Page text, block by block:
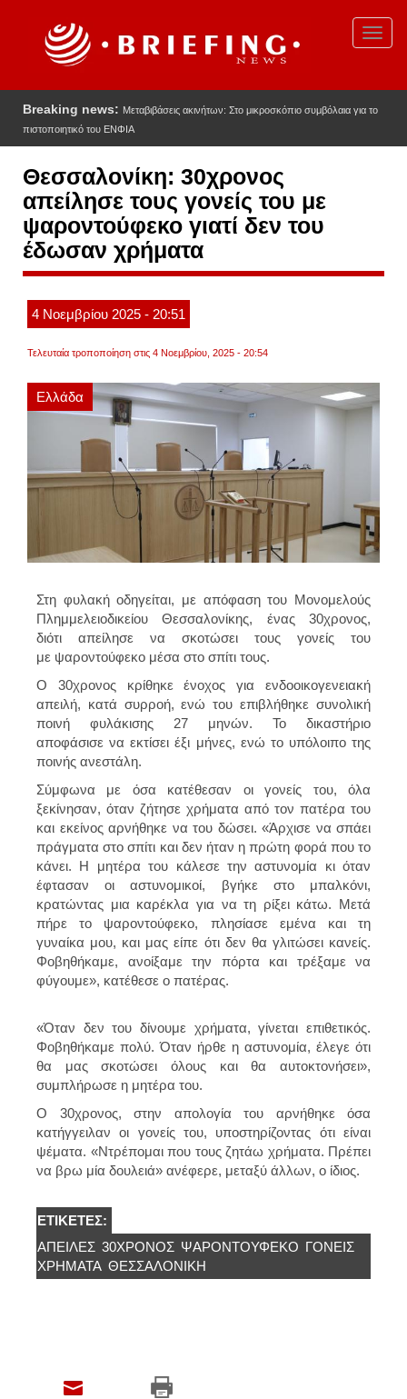
Breaking news: Μεταβιβάσεις ακινήτων: Στο μικροσκόπιο συμβόλαια για το
πιστοποιητικό του ΕΝΦΙΑ
Θεσσαλονίκη: 30χρονος
απείλησε τους γονείς του με
ψαροντούφεκο γιατί δεν του
έδωσαν χρήματα
4 Νοεμβρίου 2025 - 20:51
Τελευταία τροποποίηση στις 4 Νοεμβρίου, 2025 - 20:54
Ελλάδα
Στη φυλακή οδηγείται, με απόφαση του Μονομελούς
Πλημμελειοδικείου Θεσσαλονίκης, ένας 30χρονος,
διότι απείλησε να σκοτώσει τους γονείς του
με ψαροντούφεκο μέσα στο σπίτι τους.
Ο 30χρονος κρίθηκε ένοχος για ενδοοικογενειακή
απειλή, κατά συρροή, ενώ του επιβλήθηκε συνολική
ποινή φυλάκισης 27 μηνών. Το δικαστήριο
αποφάσισε να εκτίσει έξι μήνες, ενώ το υπόλοιπο της
ποινής ανεστάλη.
Σύμφωνα με όσα κατέθεσαν οι γονείς του, όλα
ξεκίνησαν, όταν ζήτησε χρήματα από τον πατέρα του
και εκείνος αρνήθηκε να του δώσει. «Άρχισε να σπάει
πράγματα στο σπίτι και δεν ήταν η πρώτη φορά που το
κάνει. Η μητέρα του κάλεσε την αστυνομία κι όταν
έφτασαν οι αστυνομικοί, βγήκε στο μπαλκόνι,
κρατώντας μια καρέκλα για να τη ρίξει κάτω. Μετά
πήρε το ψαροντούφεκο, πλησίασε εμένα και τη
γυναίκα μου, και μας είπε ότι δεν θα γλιτώσει κανείς.
Φοβηθήκαμε, ανοίξαμε την πόρτα και τρέξαμε να
φύγουμε», κατέθεσε ο πατέρας.
«Όταν δεν του δίνουμε χρήματα, γίνεται επιθετικός.
Φοβηθήκαμε πολύ. Όταν ήρθε η αστυνομία, έλεγε ότι
θα μας σκοτώσει όλους και θα αυτοκτονήσει»,
συμπλήρωσε η μητέρα του.
Ο 30χρονος, στην απολογία του αρνήθηκε όσα
κατήγγειλαν οι γονείς του, υποστηρίζοντας ότι είναι
ψέματα. «Ντρέπομαι που τους ζητάω χρήματα. Πρέπει
να βρω μία δουλειά» ανέφερε, μεταξύ άλλων, ο ίδιος.
ΕΤΙΚΈΤΕΣ:
ΑΠΕΙΛΕΣ 30ΧΡΟΝΟΣ ΨΑΡΟΝΤΟΥΦΕΚΟ ΓΟΝΕΙΣ
ΧΡΉΜΑΤΑ ΘΕΣΣΑΛΟΝΊΚΗ